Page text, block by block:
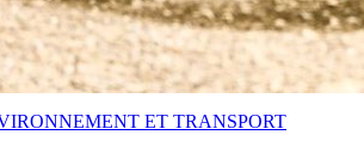
ET TRANSPORT